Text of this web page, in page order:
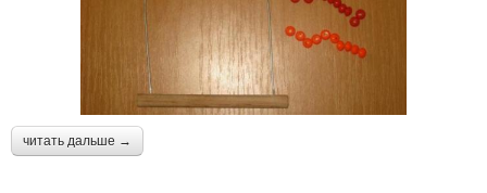
читать дальше →